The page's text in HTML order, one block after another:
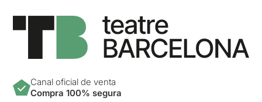
Canal oficial de venta
Compra 100% segura